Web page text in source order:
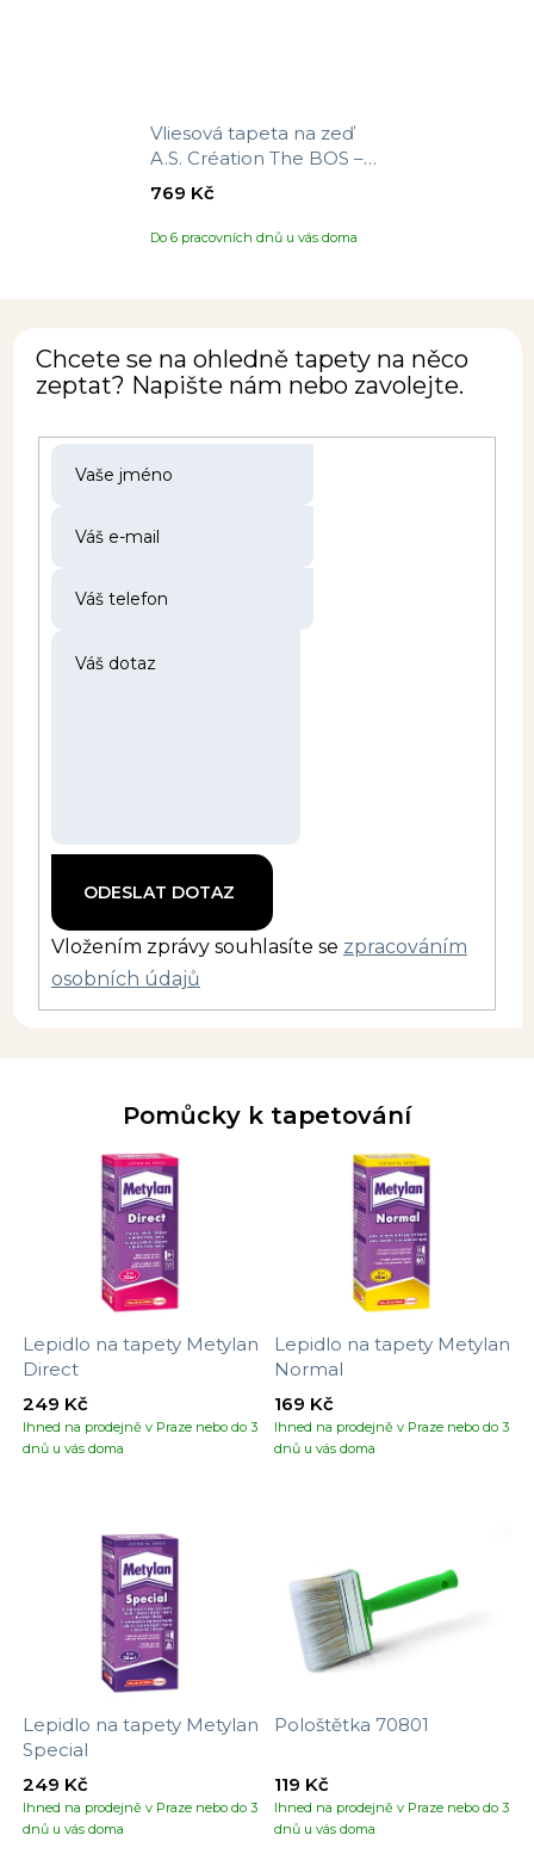
Vliesová tapeta na zeď
A.S. Création The BOS –
battle of style 388267,
Do 6 pracovních dnů u vás doma
769 Kč
Chcete se na ohledně tapety na něco
zeptat? Napište nám nebo zavolejte.
Vložením zprávy souhlasíte se zpracováním
osobních údajů
Pomůcky k tapetování
Lepidlo na tapety Metylan
Direct
Ihned na prodejně v Praze nebo do 3
dnů u vás doma
249 Kč
Lepidlo na tapety Metylan
Normal
Ihned na prodejně v Praze nebo do 3
dnů u vás doma
169 Kč
Lepidlo na tapety Metylan
Special
Ihned na prodejně v Praze nebo do 3
dnů u vás doma
249 Kč
Pološtětka 70801
Ihned na prodejně v Praze nebo do 3
dnů u vás doma
119 Kč